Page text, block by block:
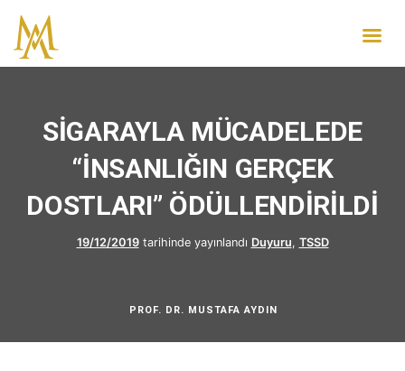
SİGARAYLA MÜCADELEDE
“İNSANLIĞIN GERÇEK
DOSTLARI” ÖDÜLLENDİRİLDİ
19/12/2019tarihinde yayınlandı Duyuru, TSSD
PROF. DR. MUSTAFA AYDIN